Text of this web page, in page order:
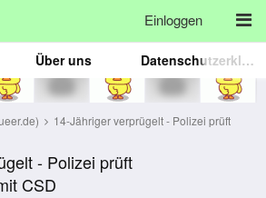
Einloggen
Über uns Datenschutzerklärung
14-Jähriger verprügelt - Polizei prüft
- Polizei prüft
CSD